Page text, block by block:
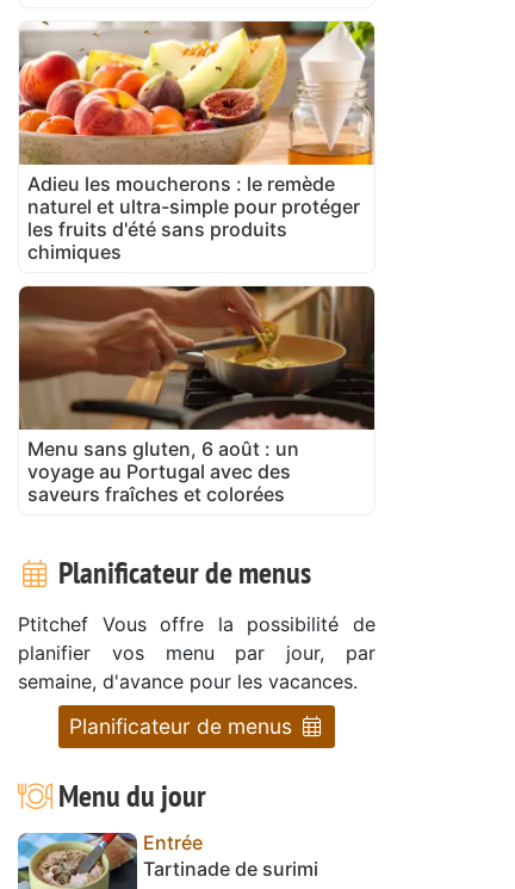
Adieu les moucherons : le remède
naturel et ultra-simple pour protéger
les fruits d'été sans produits
chimiques
Menu sans gluten, 6 août : un
voyage au Portugal avec des
saveurs fraîches et colorées
Planificateur de menus
Ptitchef Vous offre la possibilité de
planifier vos menu par jour, par
semaine, d'avance pour les vacances.
Planificateur de menus
Menu du jour
Entrée
Tartinade de surimi